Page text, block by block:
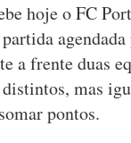
hoje o FC
agendada
a frente duas
mas
pontos.